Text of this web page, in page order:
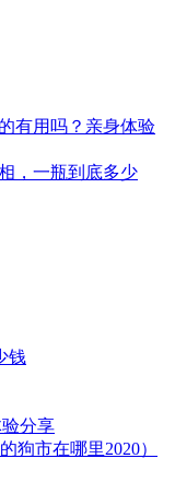
有用吗？亲身体验
，一瓶到底多少
钱
分享‌
狗市在哪里2020）